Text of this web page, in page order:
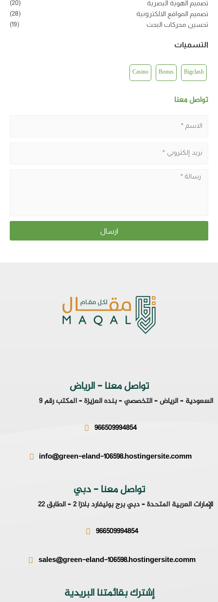
تحسين محركات البحث (19)
تصميم المواقع الالكترونية (28)
تصميم الهوية البصرية (20)
التسميات
Bigclash
Bonus
Casino
تواصل معنا
ارسال
تواصل معنا - الرياض
السعودية – الرياض – التخصصي – بنده العزيزة – المكتب رقم 9
966509994854
info@green-eland-106598.hostingersite.comm
تواصل معنا - دبي
الإمارات العربية المتحدة – دبي برج بوليفارد بلازا 2 – الطابق 22
966509994854
sales@green-eland-106598.hostingersite.comm
إشترك بقائمتنا البريدية